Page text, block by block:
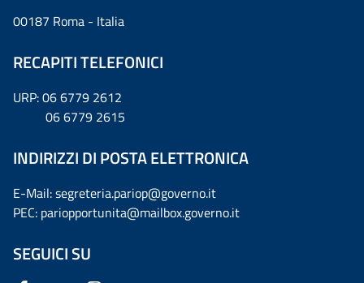
00187 Roma - Italia
RECAPITI TELEFONICI
URP: 06 6779 2612
06 6779 2615
INDIRIZZI DI POSTA ELETTRONICA
E-Mail: segreteria.pariop@governo.it
PEC: pariopportunita@mailbox.governo.it
SEGUICI SU